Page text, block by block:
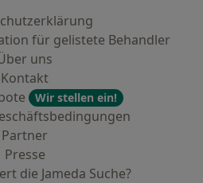
für gelistete Behandler
uns
Kontakt
Wir stellen ein!
Partner
Presse
die Jameda Suche?